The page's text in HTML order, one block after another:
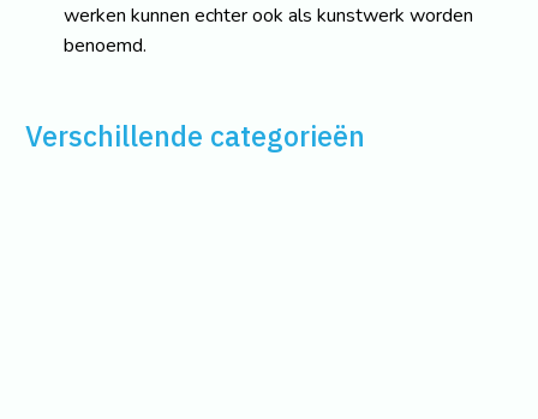
werken kunnen echter ook als kunstwerk worden
benoemd.
Verschillende categorieën